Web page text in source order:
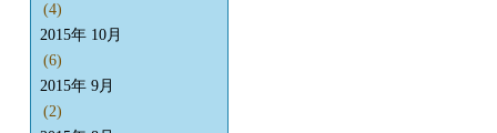
(4)
2015年 10月
(6)
2015年 9月
(2)